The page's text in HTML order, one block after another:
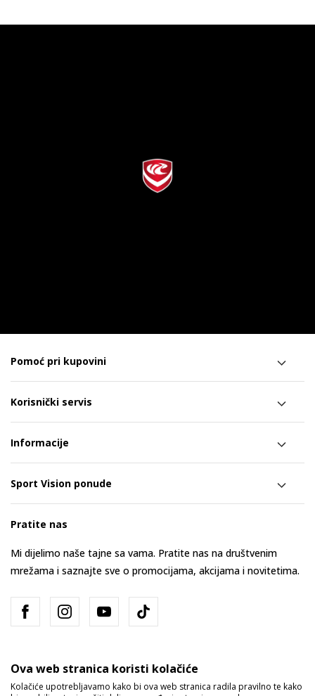
Pomoć pri kupovini
Korisnički servis
Informacije
Sport Vision ponude
Pratite nas
Mi dijelimo naše tajne sa vama. Pratite nas na društvenim
mrežama i saznajte sve o promocijama, akcijama i novitetima.
Ova web stranica koristi kolačiće
Kolačiće upotrebljavamo kako bi ova web stranica radila pravilno te kako